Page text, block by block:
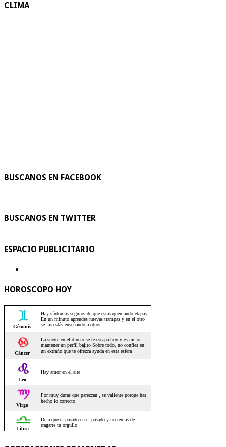
CLIMA
BUSCANOS EN FACEBOOK
BUSCANOS EN TWITTER
ESPACIO PUBLICITARIO
HOROSCOPO HOY